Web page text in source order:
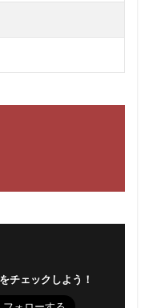
チェックしよう！